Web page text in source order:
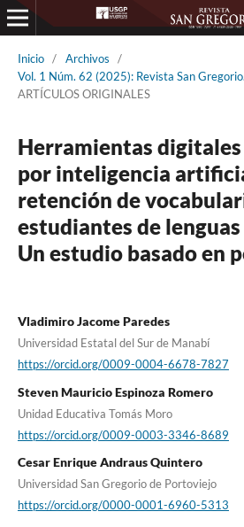
Inicio / Archivos
/
Vol. 1 Núm. 62 (2025): Revista San
ARTÍCULOS ORIGINALES
Herramientas
por inteligencia
retención de
estudiantes de
Un estudio basado en
Vladimiro Jacome Paredes
Universidad Estatal del Sur de Manabí
https://orcid.org/0009-0004-6678-7827
Steven Mauricio Espinoza Romero
Unidad Educativa Tomás Moro
https://orcid.org/0009-0003-3346-8689
Cesar Enrique Andraus Quintero
Universidad San Gregorio de Portoviejo
https://orcid.org/0000-0001-6960-5313